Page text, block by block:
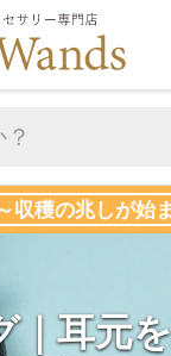
穫の兆しが始
｜耳元